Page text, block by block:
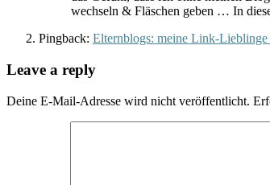
wechseln & Fläschen geben … In
Pingback: Elternblogs: meine Link-
Leave a reply
Deine E-Mail-Adresse wird nicht veröffentlicht.